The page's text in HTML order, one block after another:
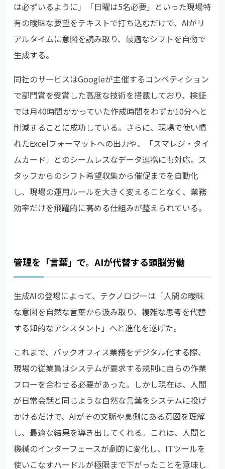
は必ずいるように」「日曜は5名必要」といった現場特
有の曖昧な要望をテキストで打ち込むだけで、AIがリ
アルタイムに意図を読み取り、最適なシフトを自動で
生成する。
同社のサービスはGoogleが主催するコンペティション
で部門賞を受賞した高度な技術を搭載しており、検証
では月40時間かかっていた作成時間をわずか10分へと
削減することに成功している。さらに、現場で使い慣
れたExcelフォーマットへの出力や、「スマレジ・タイ
ムカード」とのシームレスなデータ連携にも対応。ス
タッフからのシフト希望収集から催促までを自動化
し、現場の運用ルールを大きく変えることなく、業務
効率だけを飛躍的に高める仕組みが整えられている。
管理を「言葉」で。AIが代替する頭脳労働
生成AIの登場によって、テクノロジーは「人間の曖昧
な意図を自然な言葉から汲み取り、複雑な思考を代替
する知的なアシスタント」へと進化を遂げた。
これまで、バックオフィス業務をデジタル化する際、
現場の従業員はシステムが要求する規則に自らの作業
フローを合わせる必要があった。しかし現在は、人間
が日常会話と同じような自然な言葉をシステムに投げ
かけるだけで、AIがその文脈や裏側にある意図を理解
し、最適な結果を導き出してくれる。これは、人間と
機械のインターフェースが劇的に変化し、ITツールを
使いこなすハードルが極限まで下がったことを意味し